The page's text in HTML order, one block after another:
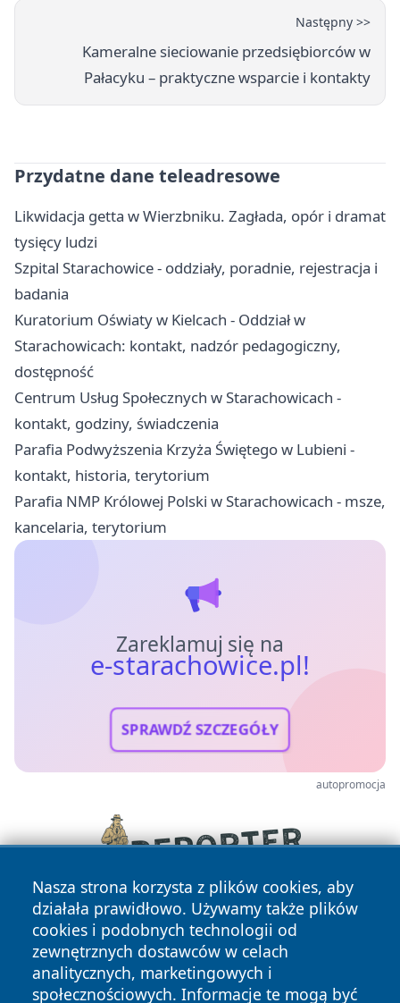
Następny >>
Kameralne sieciowanie przedsiębiorców w
Pałacyku – praktyczne wsparcie i kontakty
Przydatne dane teleadresowe
Likwidacja getta w Wierzbniku. Zagłada, opór i dramat
tysięcy ludzi
Szpital Starachowice - oddziały, poradnie, rejestracja i
badania
Kuratorium Oświaty w Kielcach - Oddział w
Starachowicach: kontakt, nadzór pedagogiczny,
dostępność
Centrum Usług Społecznych w Starachowicach -
kontakt, godziny, świadczenia
Parafia Podwyższenia Krzyża Świętego w Lubieni -
kontakt, historia, terytorium
Parafia NMP Królowej Polski w Starachowicach - msze,
kancelaria, terytorium
Zareklamuj się na
e-starachowice.pl!
SPRAWDŹ SZCZEGÓŁY
autopromocja
Nasza strona korzysta z plików cookies, aby
działała prawidłowo. Używamy także plików
cookies i podobnych technologii od
zewnętrznych dostawców w celach
analitycznych, marketingowych i
społecznościowych. Informacje te mogą być